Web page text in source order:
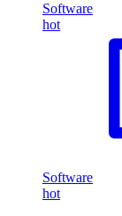
Software
hot
Software
hot